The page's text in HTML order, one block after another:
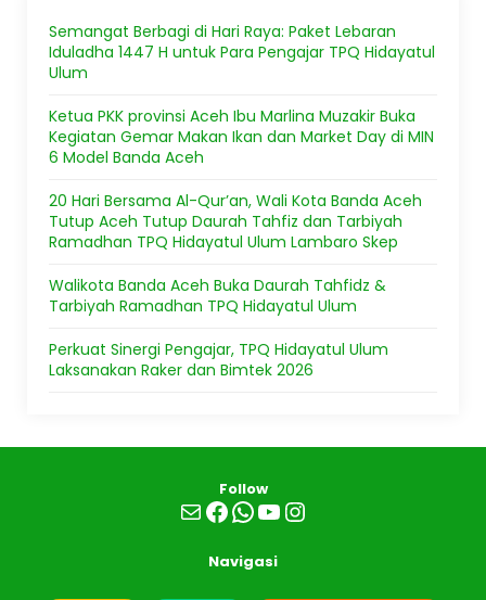
Semangat Berbagi di Hari Raya: Paket Lebaran
Iduladha 1447 H untuk Para Pengajar TPQ Hidayatul
Ulum
Ketua PKK provinsi Aceh Ibu Marlina Muzakir Buka
Kegiatan Gemar Makan Ikan dan Market Day di MIN
6 Model Banda Aceh
20 Hari Bersama Al-Qur’an, Wali Kota Banda Aceh
Tutup Aceh Tutup Daurah Tahfiz dan Tarbiyah
Ramadhan TPQ Hidayatul Ulum Lambaro Skep
Walikota Banda Aceh Buka Daurah Tahfidz &
Tarbiyah Ramadhan TPQ Hidayatul Ulum
Perkuat Sinergi Pengajar, TPQ Hidayatul Ulum
Laksanakan Raker dan Bimtek 2026
Follow
MailFacebook
WhatsApp
YouTube
Instagram
Navigasi